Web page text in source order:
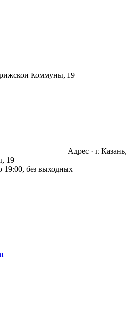
Коммуны, 19
Адрес · г. Казань,
19
19:00, без выходных